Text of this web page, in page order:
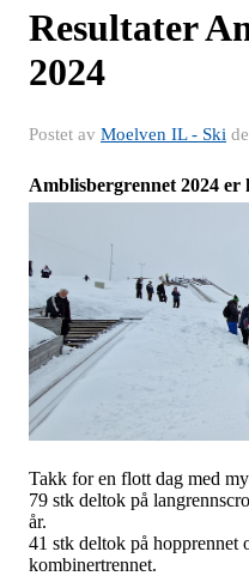
Resultater
2024
Postet av Moelven IL - Ski
Amblisbergrennet 2024 er
Takk for en flott dag med
79 stk deltok på
år.
41 stk deltok på hopprennet
kombinertrennet.